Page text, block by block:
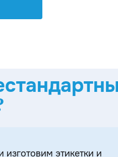
изготовим этикетки и